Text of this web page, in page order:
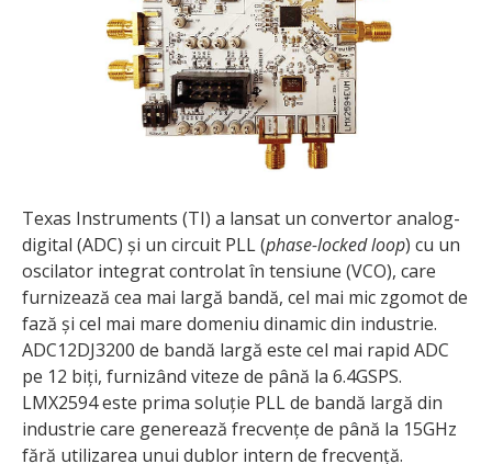
Texas Instruments (TI) a lansat un convertor analog-
digital (ADC) și un circuit PLL (phase-locked loop) cu un
oscilator integrat controlat în tensiune (VCO), care
furnizează cea mai largă bandă, cel mai mic zgomot de
fază și cel mai mare domeniu dinamic din industrie.
ADC12DJ3200 de bandă largă este cel mai rapid ADC
pe 12 biți, furnizând viteze de până la 6.4GSPS.
LMX2594 este prima soluție PLL de bandă largă din
industrie care generează frecvențe de până la 15GHz
fără utilizarea unui dublor intern de frecvență.